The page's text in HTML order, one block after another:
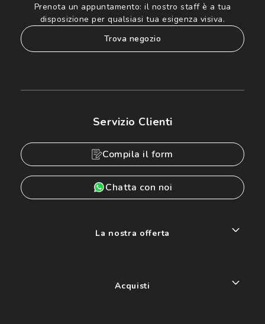
Prenota un appuntamento: il nostro staff è a tua
disposizione per qualsiasi tua esigenza visiva.
trova negozio
Servizio Clienti
Compila il form
Chatta con noi
La nostra offerta
Acquisti